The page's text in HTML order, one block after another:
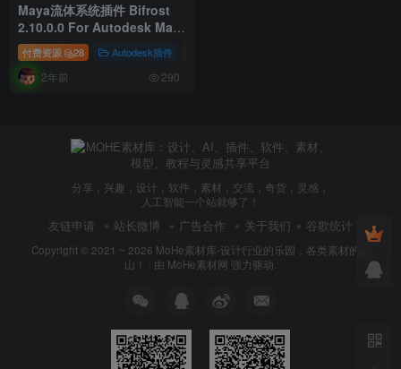
Maya流体系统插件 Bifrost
2.10.0.0 For Autodesk Maya
2023 ~ 2025
付费资源 28 Autodesk插件
2年前 290
分享，兴趣，设计，软件，素材，交流，奇货，灵感，
人工智能一个站就够了！
友链申请 站长微博 广告合作 关于我们 谷歌统计
Copyright © 2021 ~ 2026 MoHe素材库-设计行业的乐园，各类素材的矿
山！ · 由 MoHe素材网 强力驱动.